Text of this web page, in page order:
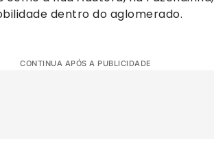
dentro do aglomerado.
CONTINUA APÓS A PUBLICIDADE